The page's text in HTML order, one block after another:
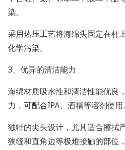
染。
采用热压工艺将海绵头固定在杆
化学污染。
3、优异的清洁能力
海绵材质吸水性和清洁性能优良
力，可配合IPA、酒精等溶剂使用。
独特的尖头设计，尤其适合擦拭
狭缝和直角边等极难接触的部位